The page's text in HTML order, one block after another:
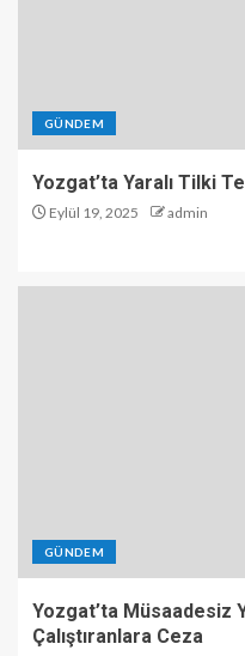
GÜNDEM
Yozgat’ta Yaralı Tilki
Eylül 19, 2025 admin
GÜNDEM
Yozgat’ta Müsaadesiz
Çalıştıranlara Ceza